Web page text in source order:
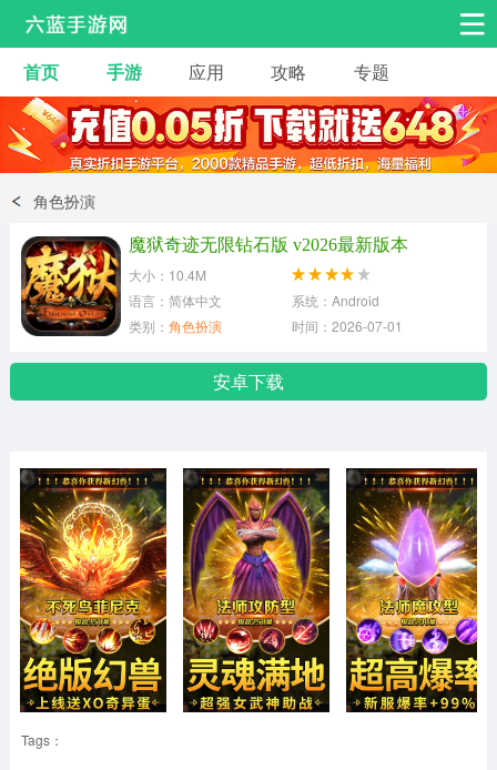
安卓手游 手游工具
热门手游 角色扮演 益智休闲
动作射击
冒险解谜
体育竞技
首页 手游 应用 攻略 专题
角色扮演
魔狱奇迹无限钻石版 v2026最新版本
大小：10.4M
语言：简体中文
系统：Android
类别： 角色扮演 时间：2026-07-01
安卓下载
Tags：